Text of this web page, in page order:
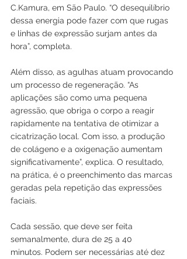
C.Kamura, em São Paulo. “O desequilíbrio
dessa energia pode fazer com que rugas
e linhas de expressão surjam antes da
hora”, completa.
Além disso, as agulhas atuam provocando
um processo de regeneração. “As
aplicações são como uma pequena
agressão, que obriga o corpo a reagir
rapidamente na tentativa de otimizar a
cicatrização local. Com isso, a produção
de colágeno e a oxigenação aumentam
significativamente”, explica. O resultado,
na prática, é o preenchimento das marcas
geradas pela repetição das expressões
faciais.
Cada sessão, que deve ser feita
semanalmente, dura de 25 a 40
minutos. Podem ser necessárias até dez